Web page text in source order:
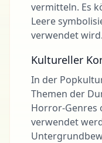
vermitteln. Es
Leere
verwendet wird.
Kultureller
In der
Themen der
Horror-Genres
verwendet